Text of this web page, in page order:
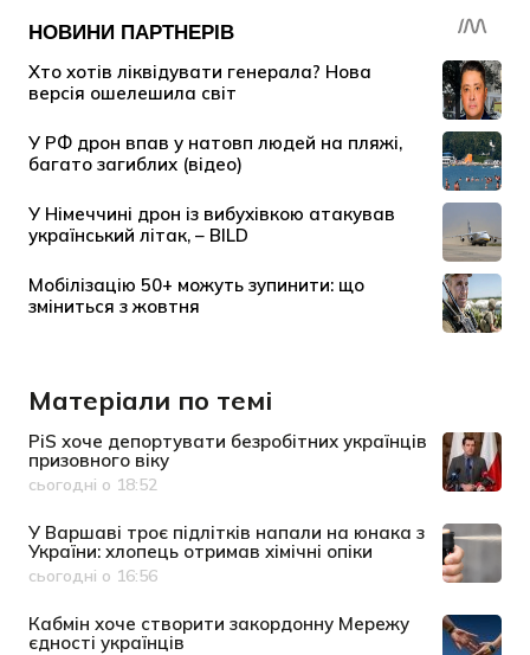
Матеріали по темі
PiS хоче депортувати безробітних українців
призовного віку
Дата публікації
сьогодні о 18:52
У Варшаві троє підлітків напали на юнака з
України: хлопець отримав хімічні опіки
Дата публікації
сьогодні о 16:56
Кабмін хоче створити закордонну Мережу
єдності українців